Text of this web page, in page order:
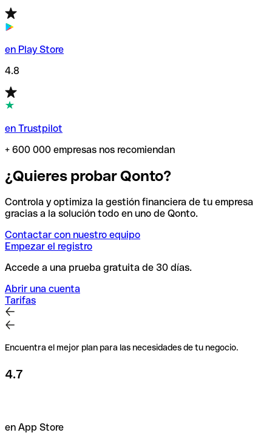
en Play Store
4.8
en Trustpilot
+ 600 000 empresas nos recomiendan
¿Quieres probar Qonto?
Controla y optimiza la gestión financiera de tu empresa
gracias a la solución todo en uno de Qonto.
Contactar con nuestro equipo
Empezar el registro
Accede a una prueba gratuita de 30 días.
Abrir una cuenta
Tarifas
Encuentra el mejor plan para las necesidades de tu negocio.
4.7
en App Store